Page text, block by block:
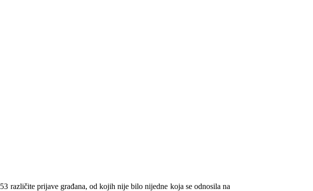
53 različite prijave građana, od kojih nije bilo nijedne koja se odnosila na